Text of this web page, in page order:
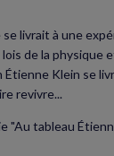
Twitter
(nouvelle
fenêtre)
se livrait à une
de la physique
Étienne Klein se
revivre...
"Au tableau